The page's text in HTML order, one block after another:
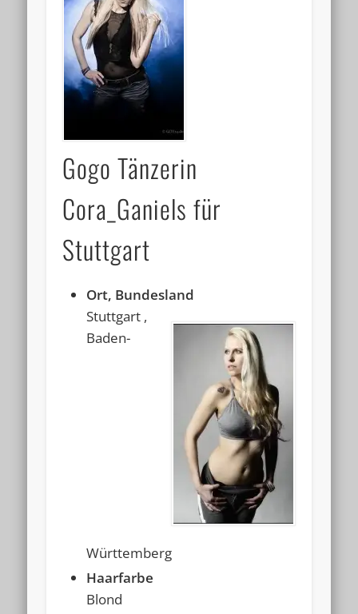
Gogo Tänzerin
Cora_Ganiels für
Stuttgart
Ort, Bundesland
Stuttgart ,
Baden-
Württemberg
Haarfarbe
Blond